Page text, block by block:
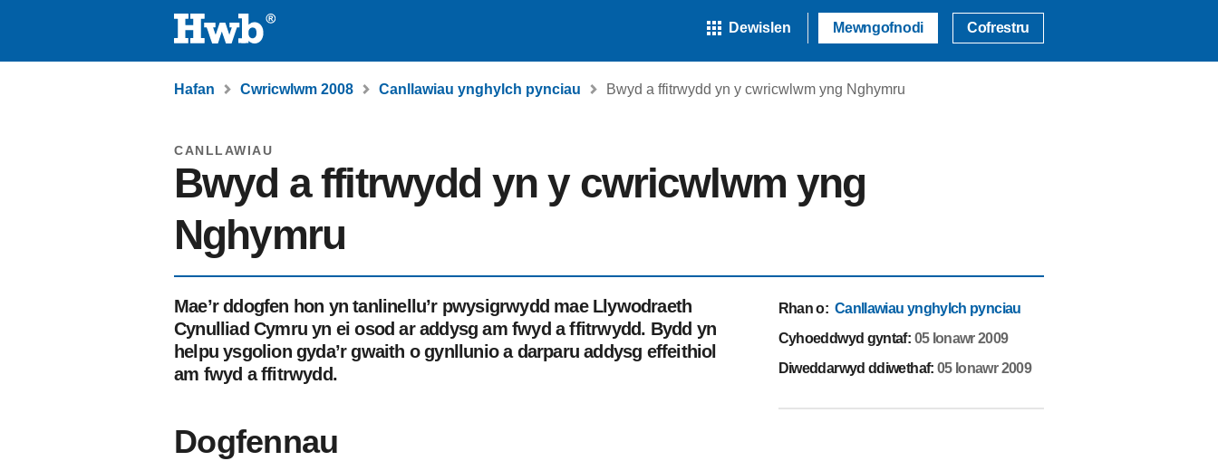
Dewislen Mewngofnodi Cofrestru
Hafan Cwricwlwm 2008 Canllawiau ynghylch pynciau Bwyd a ffitrwydd yn y cwricwlwm yng Nghymru
CANLLAWIAU
Bwyd a ffitrwydd yn y cwricwlwm yng
Nghymru
Mae’r ddogfen hon yn tanlinellu’r pwysigrwydd mae Llywodraeth
Cynulliad Cymru yn ei osod ar addysg am fwyd a ffitrwydd. Bydd yn
helpu ysgolion gyda’r gwaith o gynllunio a darparu addysg effeithiol
am fwyd a ffitrwydd.
Dogfennau
Rhan o: Canllawiau ynghylch pynciau
Cyhoeddwyd gyntaf: 05 Ionawr 2009
Diweddarwyd ddiwethaf: 05 Ionawr 2009